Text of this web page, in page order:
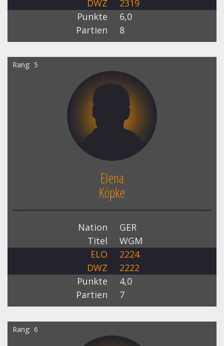
DWZ
2319
Punkte
6,0
Partien
8
Rang 5
Elena
Köpke
Nation
GER
Titel
WGM
ELO
2224
DWZ
2222
Punkte
4,0
Partien
7
Rang 6